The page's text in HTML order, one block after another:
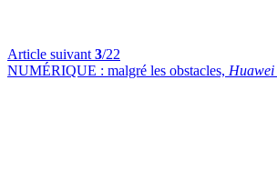
Article suivant 3/22
NUMÉRIQUE : malgré les obstacles, Huawei